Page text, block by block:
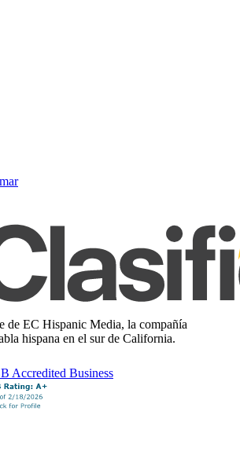
de EC Hispanic Media, la compañía
hispana en el sur de California.
Accredited Business